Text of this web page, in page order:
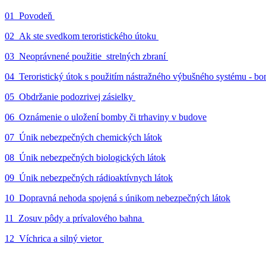
01_Povodeň
02_Ak ste svedkom teroristického útoku
03_Neoprávnené použitie strelných zbraní
04_Teroristický útok s použitím nástražného výbušného systému -
05_Obdržanie podozrivej zásielky
06_Oznámenie o uložení bomby či trhaviny v budove
07_Únik nebezpečných chemických látok
08_Únik nebezpečných biologických látok
09_Únik nebezpečných rádioaktívnych látok
10_Dopravná nehoda spojená s únikom nebezpečných látok
11_Zosuv pôdy a prívalového bahna
12_Víchrica a silný vietor